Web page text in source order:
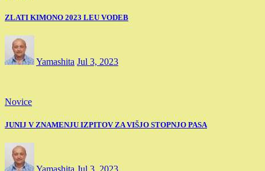
ZLATI KIMONO 2023 LEU VODEB
Yamashita Jul 3, 2023
Novice
JUNIJ V ZNAMENJU IZPITOV ZA VIŠJO STOPNJO PASA